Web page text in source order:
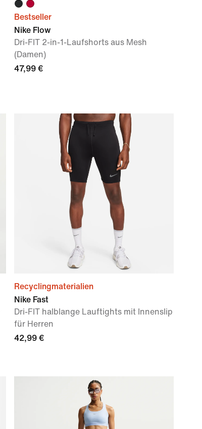
Bestseller
Nike Flow
Dri-FIT 2-in-1-Laufshorts aus Mesh
(Damen)
47,99 €
Recyclingmaterialien
Nike Fast
Dri-FIT halblange Lauftights mit Innenslip
für Herren
42,99 €